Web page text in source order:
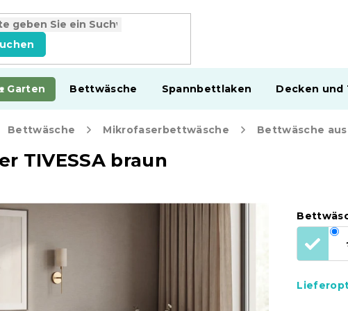
Garten Bettwäsche Spannbettlaken Decken und
Bettwäsche Mikrofaserbettwäsche
TIVESSA braun